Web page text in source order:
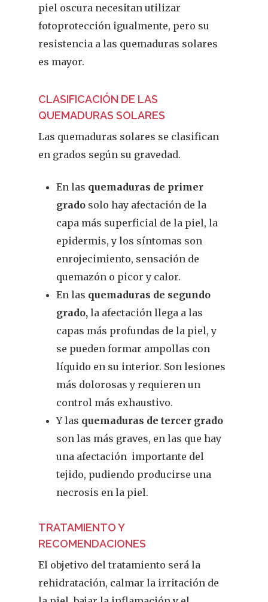
piel oscura necesitan utilizar
fotoprotección igualmente, pero su
resistencia a las quemaduras solares
es mayor.
CLASIFICACIÓN DE LAS
QUEMADURAS SOLARES
Las quemaduras solares se clasifican
en grados según su gravedad.
En las quemaduras de primer
grado solo hay afectación de la
capa más superficial de la piel, la
epidermis, y los síntomas son
enrojecimiento, sensación de
quemazón o picor y calor.
En las quemaduras de segundo
grado, la afectación llega a las
capas más profundas de la piel, y
se pueden formar ampollas con
líquido en su interior. Son lesiones
más dolorosas y requieren un
control más exhaustivo.
Y las quemaduras de tercer grado
son las más graves, en las que hay
una afectación importante del
tejido, pudiendo producirse una
necrosis en la piel.
TRATAMIENTO Y
RECOMENDACIONES
El objetivo del tratamiento será la
rehidratación, calmar la irritación de